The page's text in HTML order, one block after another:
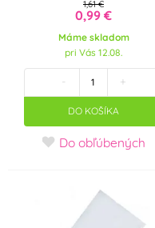
1,61 €
0,99 €
Máme skladom
pri Vás 12.08.
- +
DO KOŠÍKA
Do obľúbených